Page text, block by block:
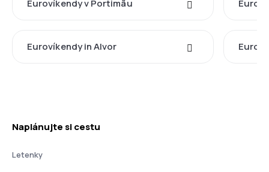
Eurovíkendy v Portimãu
Eurovíkendy in Alvor
Naplánujte si cestu
Letenky